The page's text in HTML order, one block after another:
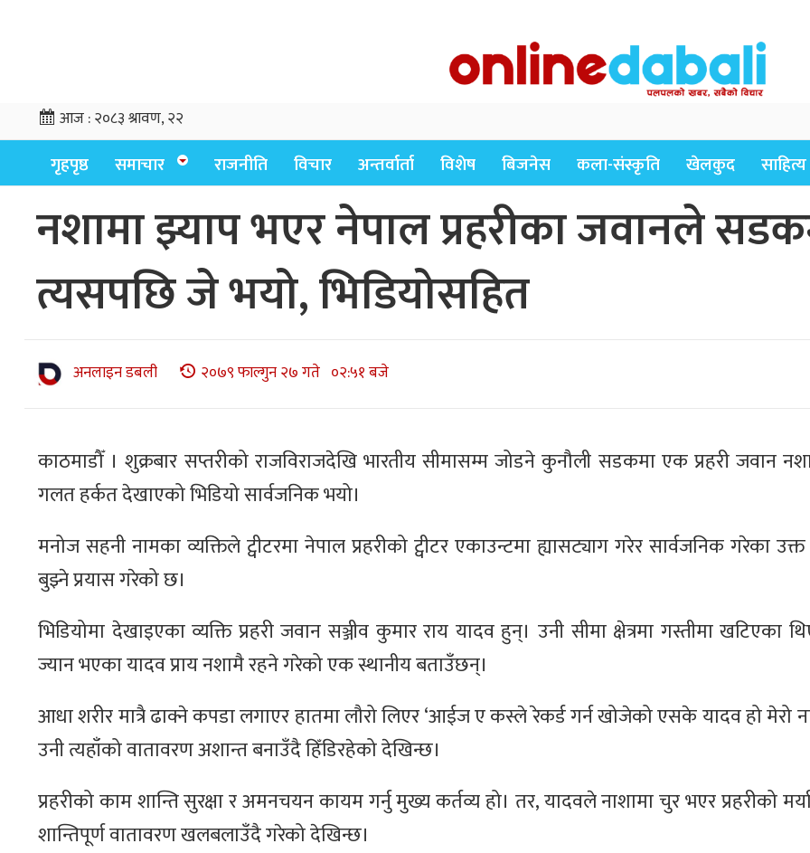
आज :२०८३ श्रावण, २२
गृहपृष्ठ समाचार राजनीति विचार अन्तर्वार्ता विशेष बिजनेस कला-संस्कृति खेलकुद साहित्य
नशामा झ्याप भएर नेपाल प्रहरीका जवानले
त्यसपछि जे भयो, भिडियोसहित
अनलाइन डबली २०७९ फाल्गुन २७ गते ०२:५१ बजे
काठमाडौँ । शुक्रबार सप्तरीको राजविराजदेखि भारतीय सीमासम्म जोडने कुनौली सडकमा एक प्रहरी जवान
गलत हर्कत देखाएको भिडियो सार्वजनिक भयो।
मनोज सहनी नामका व्यक्तिले ट्वीटरमा नेपाल प्रहरीको ट्वीटर एकाउन्टमा ह्यासट्याग गरेर सार्वजनिक गरेका उक्त
बुझ्ने प्रयास गरेको छ।
भिडियोमा देखाइएका व्यक्ति प्रहरी जवान सञ्जीव कुमार राय यादव हुन्। उनी सीमा क्षेत्रमा गस्तीमा खटिएका
ज्यान भएका यादव प्राय नशामै रहने गरेको एक स्थानीय बताउँछन्।
आधा शरीर मात्रै ढाक्ने कपडा लगाएर हातमा लौरो लिएर ‘आईज ए कस्ले रेकर्ड गर्न खोजेको एसके यादव हो मेरो
उनी त्यहाँको वातावरण अशान्त बनाउँदै हिँडिरहेको देखिन्छ।
प्रहरीको काम शान्ति सुरक्षा र अमनचयन कायम गर्नु मुख्य कर्तव्य हो। तर, यादवले नाशामा चुर भएर प्रहरीको
शान्तिपूर्ण वातावरण खलबलाउँदै गरेको देखिन्छ।